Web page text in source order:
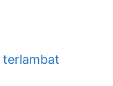
terlambat